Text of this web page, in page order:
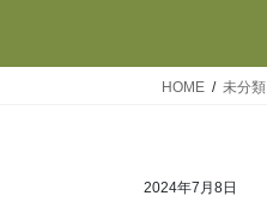
HOME 未分類
2024年7月8日